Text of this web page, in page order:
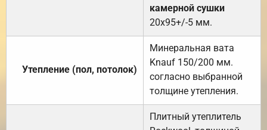
камерной сушки
20х95+/-5 мм.
Утепление (пол, потолок)
Минеральная вата
Knauf 150/200 мм.
согласно выбранной
толщине утепления.
Плитный утеплитель